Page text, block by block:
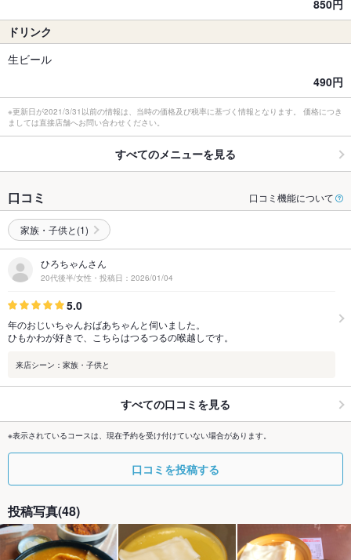
850円
ドリンク
生ビール
490円
※更新日が2021/3/31以前の情報は、当時の価格及び税率に基づく情報となります。 価格につき
ましては直接店舗へお問い合わせください。
すべてのメニューを見る
口コミ 口コミ機能について
家族・子供と(1)
ひろちゃんさん
20代後半/女性・投稿日：2026/01/04
5.0
年のおじいちゃんおばあちゃんと伺いました。
ひもかわが好きで、こちらはつるつるの喉越しです。
来店シーン：家族・子供と
すべての口コミを見る
※表示されているコースは、現在予約を受け付けていない場合があります。
口コミを投稿する
投稿写真(48)